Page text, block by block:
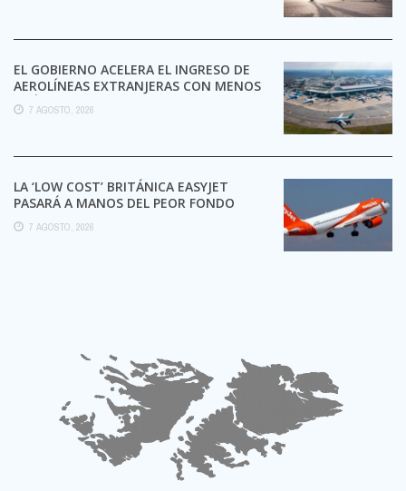
EL GOBIERNO ACELERA EL INGRESO DE
AEROLÍNEAS EXTRANJERAS CON MENOS
TRÁMITES
7 AGOSTO, 2026
LA ‘LOW COST’ BRITÁNICA EASYJET
PASARÁ A MANOS DEL PEOR FONDO
POSIBLE:
7 AGOSTO, 2026